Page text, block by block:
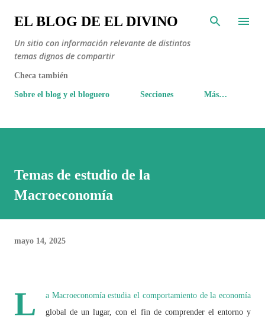
Ir al contenido principal
EL BLOG DE EL DIVINO
Un sitio con información relevante de distintos
temas dignos de compartir
Checa también
Sobre el blog y el bloguero Secciones Más…
Temas de estudio de la
Macroeconomía
mayo 14, 2025
L
a Macroeconomía estudia el comportamiento de la economía
global de un lugar, con el fin de comprender el entorno y